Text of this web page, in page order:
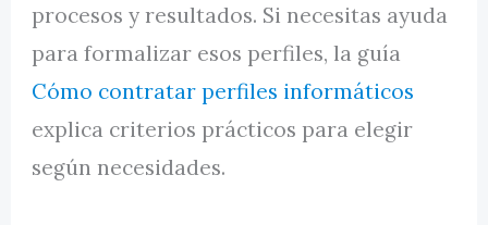
procesos y resultados. Si necesitas ayuda
para formalizar esos perfiles, la guía
Cómo contratar perfiles informáticos
explica criterios prácticos para elegir
según necesidades.